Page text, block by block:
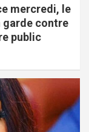
mercredi, le
garde contre
public